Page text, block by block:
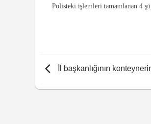
Polisteki işlemleri tamamlanan 4
İl başkanlığının